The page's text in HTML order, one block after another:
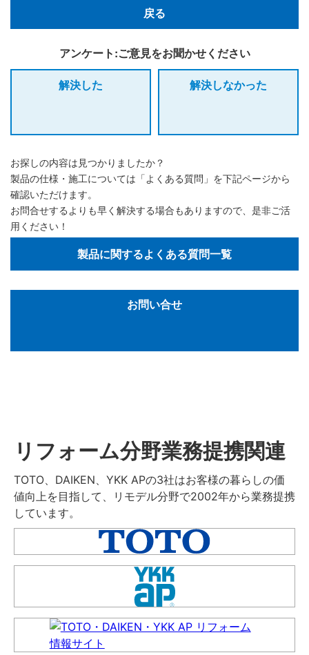
戻る
アンケート:ご意見をお聞かせください
解決した
解決しなかった
お探しの内容は見つかりましたか？
製品の仕様・施工については「よくある質問」を下記ページから
確認いただけます。
お問合せするよりも早く解決する場合もありますので、是非ご活
用ください！
製品に関するよくある質問一覧
お問い合せ
リフォーム分野業務提携関連
TOTO、DAIKEN、YKK APの3社はお客様の暮らしの価
値向上を目指して、リモデル分野で2002年から業務提携
しています。